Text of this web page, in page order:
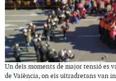
Un dels moments de major tensió es
de València, on els ultradretans van